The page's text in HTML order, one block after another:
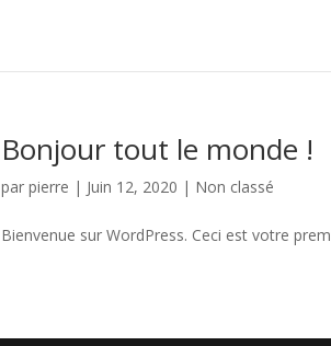
Bonjour tout le monde !
parpierre | Juin 12, 2020 | Non classé
Bienvenue sur WordPress. Ceci est votre